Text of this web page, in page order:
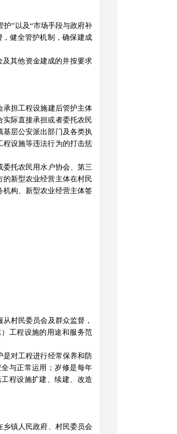
护” 以及“市场手段与政府补
健全管护机制，确保建成
其他资金建成的并按要求
承担工程设施建后管护主体
际直接承担或者委托农民
层公安派出部门及各类执
程设施等违法行为的打击惩
托农民用水户协会、第三
新型农业经营主体在村民
机构、新型农业经营主体签
村民委员会及群众监督，
工程设施的用途和服务范
是对工程进行经常保养和防
与正常运用；岁修是每年
程设施扩建、续建、改造
镇人民政府、村民委员会